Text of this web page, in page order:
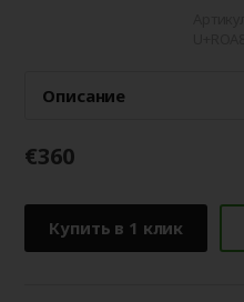
Описание
€360
Купить в 1 клик